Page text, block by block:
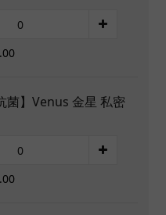
菌】Venus 金星 私密